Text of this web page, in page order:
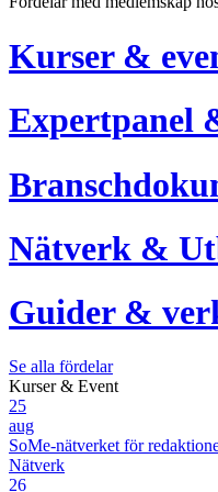
Kurser &
Expertpanel
Nätverk &
Guider &
Se alla fördelar
Kurser & Event
25
aug
SoMe-nätverket för
Nätverk
26